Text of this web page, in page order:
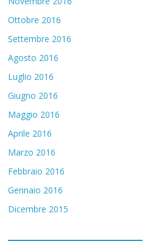
Ottobre 2016
Settembre 2016
Agosto 2016
Luglio 2016
Giugno 2016
Maggio 2016
Aprile 2016
Marzo 2016
Febbraio 2016
Gennaio 2016
Dicembre 2015